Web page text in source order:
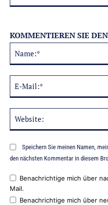
KOMMENTIEREN SIE
Speichern Sie meinen Namen,
den nächsten Kommentar in diesem
Benachrichtige mich über
Mail.
Benachrichtige mich über